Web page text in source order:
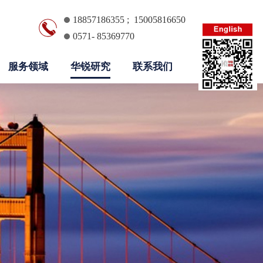
18857186355 ; 15005816650
0571- 85369770
服务领域 华锐研究 联系我们